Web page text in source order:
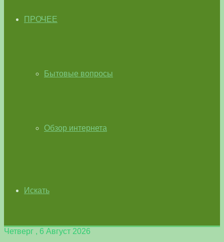
ПРОЧЕЕ
Бытовые вопросы
Обзор интернета
Искать
Четверг , 6 Август 2026